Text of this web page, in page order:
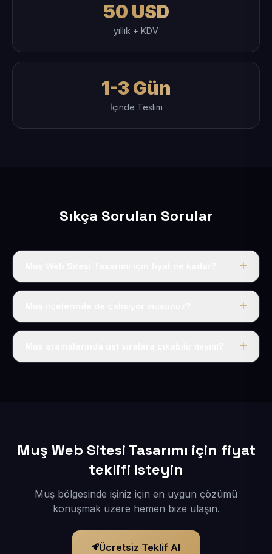
50 USD
yıllık + KDV
1-3 Gün
İçinde Teslim
Sıkça Sorulan Sorular
Muş dahil Türkiye’nin her yerinde geçerli yıllık tek
Elbette; Muş iline bağlı bütün ilçelere uzaktan ve
Muş Web Sitesi Tasarımı için fiyat
teklifi isteyin
Muş bölgesinde işiniz için en uygun çözümü
konuşmak üzere hemen bize ulaşın.
Ücretsiz Teklif Al